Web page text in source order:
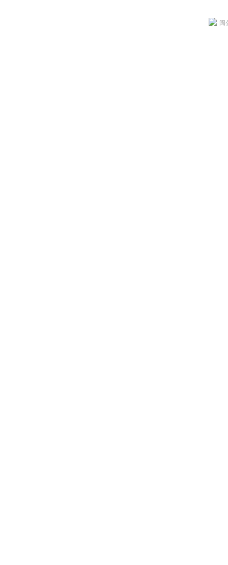
闽